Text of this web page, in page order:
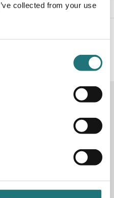
collected from your use
11-17